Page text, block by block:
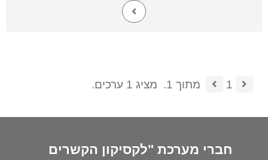
1 מתוך 1. מציג 1 ערכים.
חברי מערכת "לקסיקון הקשרים